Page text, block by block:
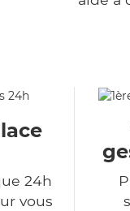
24h
vous